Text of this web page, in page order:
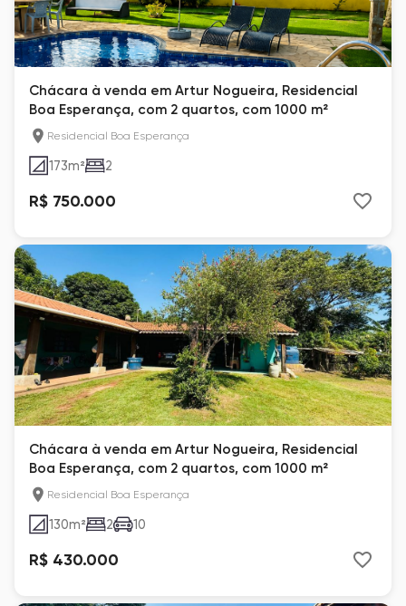
Chácara à venda em Artur Nogueira, Residencial
Boa Esperança, com 2 quartos, com 1000 m²
Residencial Boa Esperança
173m² 2
R$ 750.000
Chácara à venda em Artur Nogueira, Residencial
Boa Esperança, com 2 quartos, com 1000 m²
Residencial Boa Esperança
130m² 2 10
R$ 430.000